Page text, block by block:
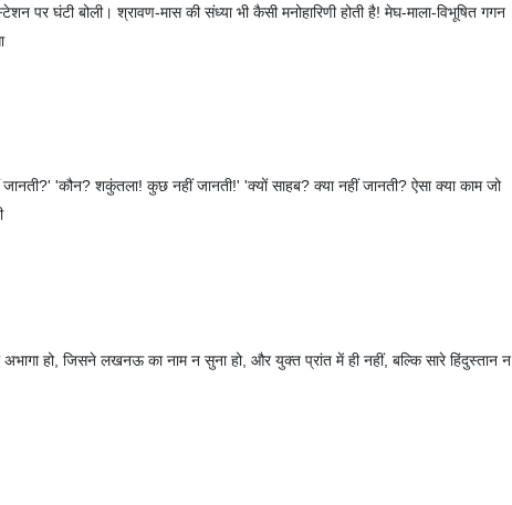
पर घंटी बोली। श्रावण-मास की संध्या भी कैसी मनोहारिणी होती है! मेघ-माला-विभूषित गगन
जानती?' 'कौन? शकुंतला! कुछ नहीं जानती!' 'क्यों साहब? क्या नहीं जानती? ऐसा क्या काम जो
अभागा हो, जिसने लखनऊ का नाम न सुना हो, और युक्त प्रांत में ही नहीं, बल्कि सारे हिंदुस्तान न